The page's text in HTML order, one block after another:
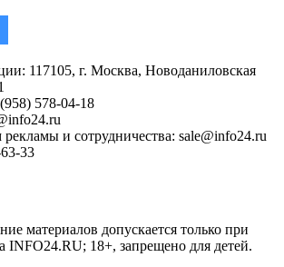
117105, г. Москва, Новоданиловская
578-04-18
и сотрудничества: sale@info24.ru
33
материалов допускается только при
INFO24.RU; 18+, запрещено для детей.